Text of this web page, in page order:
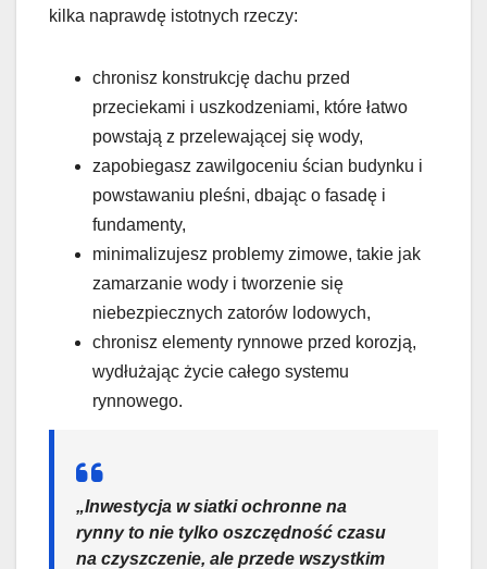
kilka naprawdę istotnych rzeczy:
chronisz konstrukcję dachu przed
przeciekami i uszkodzeniami, które łatwo
powstają z przelewającej się wody,
zapobiegasz zawilgoceniu ścian budynku i
powstawaniu pleśni, dbając o fasadę i
fundamenty,
minimalizujesz problemy zimowe, takie jak
zamarzanie wody i tworzenie się
niebezpiecznych zatorów lodowych,
chronisz elementy rynnowe przed korozją,
wydłużając życie całego systemu
rynnowego.
„Inwestycja w siatki ochronne na
rynny to nie tylko oszczędność czasu
na czyszczenie, ale przede wszystkim